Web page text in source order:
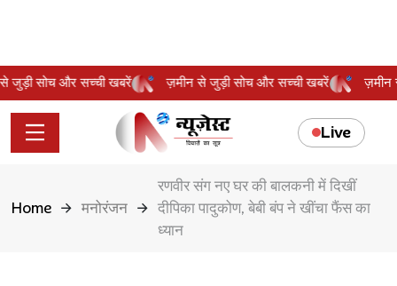
से जुड़ी सोच और सच्ची खबरें ज़मीन से जुड़ी सोच और सच्ची खबरें
Live
Home मनोरंजन
रणवीर संग नए घर की बालकनी में दिखीं
दीपिका पादुकोण, बेबी बंप ने खींचा फैंस का
ध्यान